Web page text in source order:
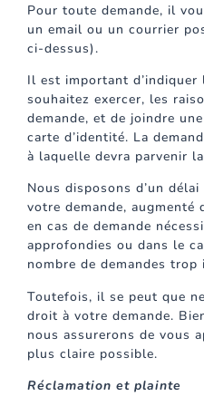
Pour toute demande, il
un email ou un courrier
ci-dessus).
Il est important d’indiquer
souhaitez exercer, les
demande, et de joindre
carte d’identité. La
à laquelle devra parvenir
Nous disposons d’un
votre demande, augmenté
en cas de demande
approfondies ou dans le
nombre de demandes trop
Toutefois, il se peut que
droit à votre demande.
nous assurerons de vous
plus claire possible.
Réclamation et plainte